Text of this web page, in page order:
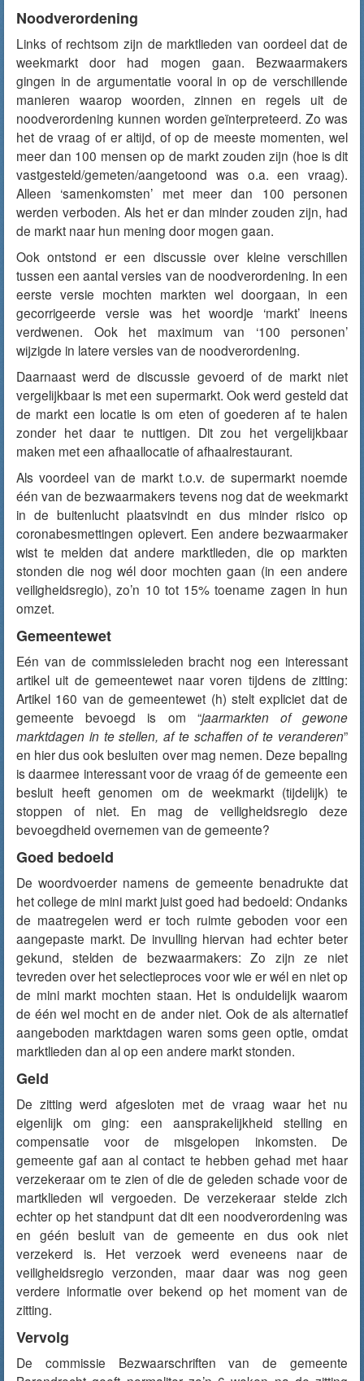
Noodverordening
Links of rechtsom zijn de marktlieden van oordeel dat de
weekmarkt door had mogen gaan. Bezwaarmakers
gingen in de argumentatie vooral in op de verschillende
manieren waarop woorden, zinnen en regels uit de
noodverordening kunnen worden geïnterpreteerd. Zo was
het de vraag of er altijd, of op de meeste momenten, wel
meer dan 100 mensen op de markt zouden zijn (hoe is dit
vastgesteld/gemeten/aangetoond was o.a. een vraag).
Alleen ‘samenkomsten’ met meer dan 100 personen
werden verboden. Als het er dan minder zouden zijn, had
de markt naar hun mening door mogen gaan.
Ook ontstond er een discussie over kleine verschillen
tussen een aantal versies van de noodverordening. In een
eerste versie mochten markten wel doorgaan, in een
gecorrigeerde versie was het woordje ‘markt’ ineens
verdwenen. Ook het maximum van ‘100 personen’
wijzigde in latere versies van de noodverordening.
Daarnaast werd de discussie gevoerd of de markt niet
vergelijkbaar is met een supermarkt. Ook werd gesteld dat
de markt een locatie is om eten of goederen af te halen
zonder het daar te nuttigen. Dit zou het vergelijkbaar
maken met een afhaallocatie of afhaalrestaurant.
Als voordeel van de markt t.o.v. de supermarkt noemde
één van de bezwaarmakers tevens nog dat de weekmarkt
in de buitenlucht plaatsvindt en dus minder risico op
coronabesmettingen oplevert. Een andere bezwaarmaker
wist te melden dat andere marktlieden, die op markten
stonden die nog wél door mochten gaan (in een andere
veiligheidsregio), zo’n 10 tot 15% toename zagen in hun
omzet.
Gemeentewet
Eén van de commissieleden bracht nog een interessant
artikel uit de gemeentewet naar voren tijdens de zitting:
Artikel 160 van de gemeentewet (h) stelt expliciet dat de
gemeente bevoegd is om “jaarmarkten of gewone
marktdagen in te stellen, af te schaffen of te veranderen”
en hier dus ook besluiten over mag nemen. Deze bepaling
is daarmee interessant voor de vraag óf de gemeente een
besluit heeft genomen om de weekmarkt (tijdelijk) te
stoppen of niet. En mag de veiligheidsregio deze
bevoegdheid overnemen van de gemeente?
Goed bedoeld
De woordvoerder namens de gemeente benadrukte dat
het college de mini markt juist goed had bedoeld: Ondanks
de maatregelen werd er toch ruimte geboden voor een
aangepaste markt. De invulling hiervan had echter beter
gekund, stelden de bezwaarmakers: Zo zijn ze niet
tevreden over het selectieproces voor wie er wél en niet op
de mini markt mochten staan. Het is onduidelijk waarom
de één wel mocht en de ander niet. Ook de als alternatief
aangeboden marktdagen waren soms geen optie, omdat
marktlieden dan al op een andere markt stonden.
Geld
De zitting werd afgesloten met de vraag waar het nu
eigenlijk om ging: een aansprakelijkheid stelling en
compensatie voor de misgelopen inkomsten. De
gemeente gaf aan al contact te hebben gehad met haar
verzekeraar om te zien of die de geleden schade voor de
martklieden wil vergoeden. De verzekeraar stelde zich
echter op het standpunt dat dit een noodverordening was
en géén besluit van de gemeente en dus ook niet
verzekerd is. Het verzoek werd eveneens naar de
veiligheidsregio verzonden, maar daar was nog geen
verdere informatie over bekend op het moment van de
zitting.
Vervolg
De commissie Bezwaarschriften van de gemeente